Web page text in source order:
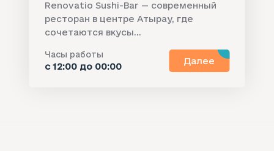
Renovatio Sushi-Bar — современный
ресторан в центре Атырау, где
сочетаются вкусы...
Часы работы
с 12:00 до 00:00
Далее